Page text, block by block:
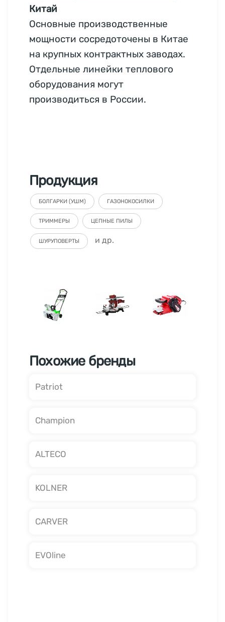
Китай
Основные производственные
мощности сосредоточены в Китае
на крупных контрактных заводах.
Отдельные линейки теплового
оборудования могут
производиться в России.
Продукция
БОЛГАРКИ (УШМ) ГАЗОНОКОСИЛКИ
ТРИММЕРЫ ЦЕПНЫЕ ПИЛЫ
ШУРУПОВЕРТЫ и др.
Похожие бренды
Patriot
Champion
ALTECO
KOLNER
CARVER
EVOline